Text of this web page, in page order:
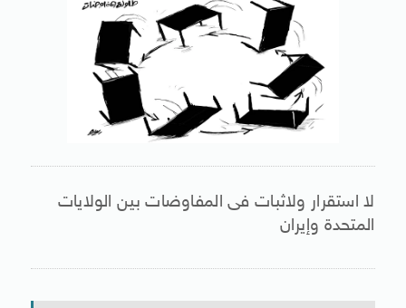
لا استقرار ولاثبات فى المفاوضات بين الولايات
المتحدة وإيران